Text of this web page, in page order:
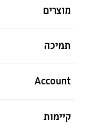
מוצרים
תמיכה
Account
קיימות